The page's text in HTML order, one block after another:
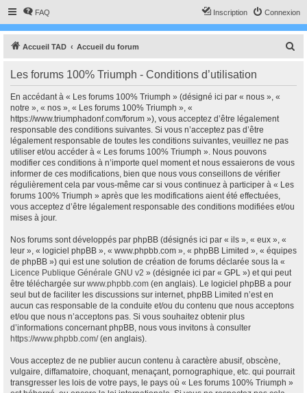
FAQ Connexion
Inscription
Accueil TAD Accueil du forum
Les forums 100% Triumph - Conditions d’utilisation
En accédant à « Les forums 100% Triumph » (désigné ici par « nous », «
notre », « nos », « Les forums 100% Triumph », «
https://www.triumphadonf.com/forum »), vous acceptez d’être légalement
responsable des conditions suivantes. Si vous n’acceptez pas d’être
légalement responsable de toutes les conditions suivantes, veuillez ne pas
utiliser et/ou accéder à « Les forums 100% Triumph ». Nous pouvons
modifier ces conditions à n’importe quel moment et nous essaierons de vous
informer de ces modifications, bien que nous vous conseillons de vérifier
régulièrement cela par vous-même car si vous continuez à participer à « Les
forums 100% Triumph » après que les modifications aient été effectuées,
vous acceptez d’être légalement responsable des conditions modifiées et/ou
mises à jour.
Nos forums sont développés par phpBB (désignés ici par « ils », « eux », «
leur », « logiciel phpBB », « www.phpbb.com », « phpBB Limited », « équipes
de phpBB ») qui est une solution de création de forums déclarée sous la «
Licence Publique Générale GNU v2 » (désignée ici par « GPL ») et qui peut
être téléchargée sur www.phpbb.com (en anglais). Le logiciel phpBB a pour
seul but de faciliter les discussions sur internet, phpBB Limited n’est en
aucun cas responsable de la conduite et/ou du contenu que nous acceptons
et/ou que nous n’acceptons pas. Si vous souhaitez obtenir plus
d’informations concernant phpBB, nous vous invitons à consulter
https://www.phpbb.com/(en anglais).
Vous acceptez de ne publier aucun contenu à caractère abusif, obscène,
vulgaire, diffamatoire, choquant, menaçant, pornographique, etc. qui pourrait
transgresser les lois de votre pays, le pays où « Les forums 100% Triumph »